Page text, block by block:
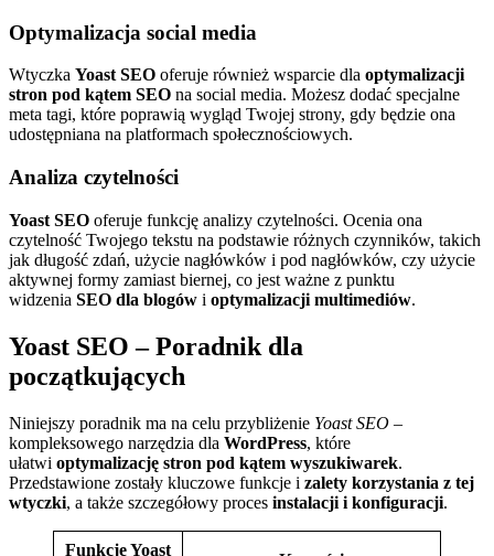
Optymalizacja social media
Wtyczka Yoast SEO oferuje również wsparcie dla optymalizacji
stron pod kątem SEO na social media. Możesz dodać specjalne
meta tagi, które poprawią wygląd Twojej strony, gdy będzie ona
udostępniana na platformach społecznościowych.
Analiza czytelności
Yoast SEO oferuje funkcję analizy czytelności. Ocenia ona
czytelność Twojego tekstu na podstawie różnych czynników, takich
jak długość zdań, użycie nagłówków i pod nagłówków, czy użycie
aktywnej formy zamiast biernej, co jest ważne z punktu
widzenia SEO dla blogów i optymalizacji multimediów.
Yoast SEO – Poradnik dla
początkujących
Niniejszy poradnik ma na celu przybliżenie Yoast SEO –
kompleksowego narzędzia dla WordPress, które
ułatwi optymalizację stron pod kątem wyszukiwarek.
Przedstawione zostały kluczowe funkcje i zalety korzystania z tej
wtyczki, a także szczegółowy proces instalacji i konfiguracji.
Funkcje Yoast